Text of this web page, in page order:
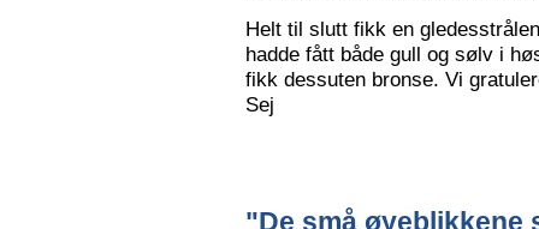
Helt til slutt fikk en
hadde fått både gull og sølv i
fikk dessuten bronse. Vi
Sej
"De små øyeblikkene